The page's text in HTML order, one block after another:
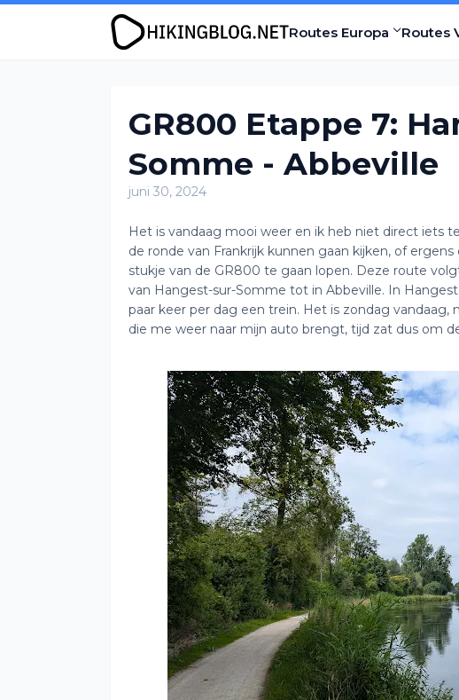
Routes Europa Routes
GR800 Etappe 7:
Somme - Abbeville
juni 30, 2024
Het is vandaag mooi weer en ik heb niet direct iets
de ronde van Frankrijk kunnen gaan kijken, of
stukje van de GR800 te gaan lopen. Deze route
van Hangest-sur-Somme tot in Abbeville. In
paar keer per dag een trein. Het is zondag
die me weer naar mijn auto brengt, tijd zat dus om